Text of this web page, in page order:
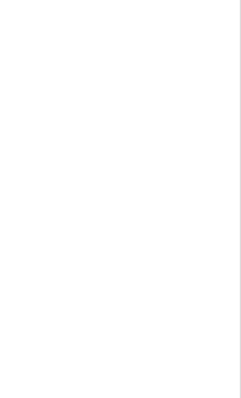
数据表明，